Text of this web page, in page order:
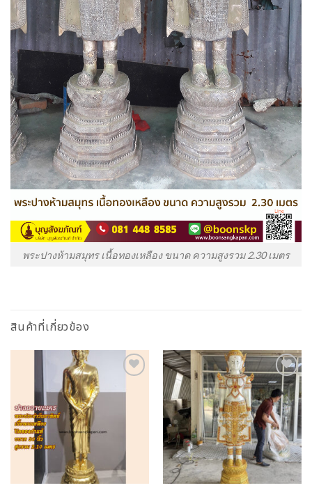
พระปางห้ามสมุทร เนื้อทองเหลือง ขนาด ความสูงรวม 2.30 เมตร
สินค้าที่เกี่ยวข้อง
Wishlist
Add to
Wishlist